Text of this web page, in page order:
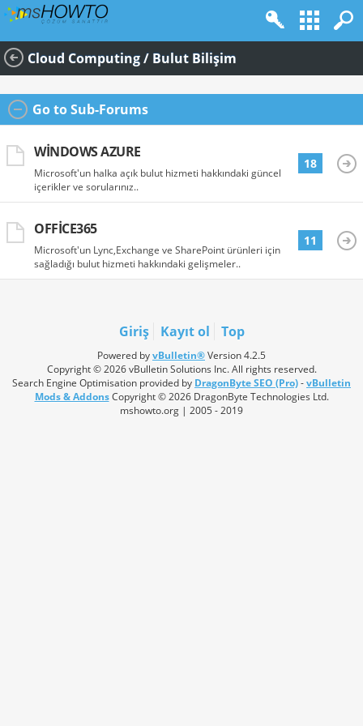
Cloud Computing / Bulut Bilişim
Go to Sub-Forums
WINDOWS AZURE
Microsoft'un halka açık bulut hizmeti hakkındaki güncel
içerikler ve sorularınız..
18
OFFICE365
Microsoft'un Lync,Exchange ve SharePoint ürünleri için
sağladığı bulut hizmeti hakkındaki gelişmeler..
11
Giriş Kayıt ol Top
Powered byvBulletin®Version 4.2.5
Copyright © 2026 vBulletin Solutions Inc. All rights reserved.
Search Engine Optimisation provided by DragonByte SEO (Pro)-vBulletin
Mods & AddonsCopyright © 2026 DragonByte Technologies Ltd.
mshowto.org | 2005 - 2019